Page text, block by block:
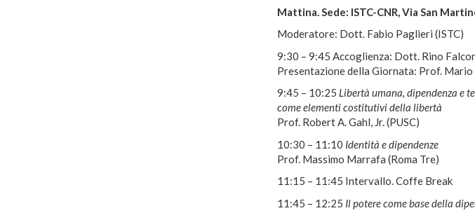
Mattina. Sede: ISTC-CNR, Via San
Moderatore: Dott. Fabio Paglieri (ISTC)
9:30 – 9:45 Accoglienza: Dott. Rino
Presentazione della Giornata: Prof. Mario
9:45 – 10:25 Libertà umana, dipendenza e
come elementi costitutivi della libertà
Prof. Robert A. Gahl, Jr. (PUSC)
10:30 – 11:10 Identità e dipendenze
Prof. Massimo Marrafa (Roma Tre)
11:15 – 11:45 Intervallo. Coffe Break
11:45 – 12:25 Il potere come base della